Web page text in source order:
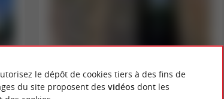
Musée d'Ethnographie
Voilà un musée universitaire atypique, qui répondait autrefois
au nom de musée de pathologie exotique et ...
le dépôt de cookies tiers à des fins de
du site proposent des vidéosdont les